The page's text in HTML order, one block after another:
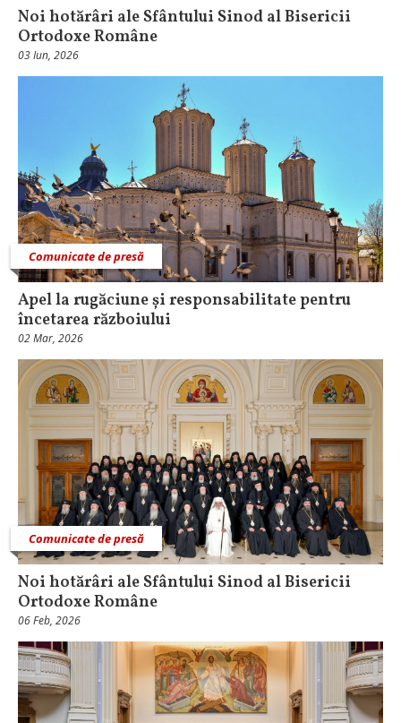
Noi hotărâri ale Sfântului Sinod al Bisericii
Ortodoxe Române
03 Iun, 2026
Comunicate de presă
Apel la rugăciune și responsabilitate pentru
încetarea războiului
02 Mar, 2026
Comunicate de presă
Noi hotărâri ale Sfântului Sinod al Bisericii
Ortodoxe Române
06 Feb, 2026